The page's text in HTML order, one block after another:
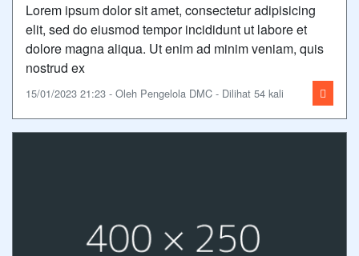
Lorem ipsum dolor sit amet, consectetur adipisicing
elit, sed do eiusmod tempor incididunt ut labore et
dolore magna aliqua. Ut enim ad minim veniam, quis
nostrud ex
15/01/2023 21:23 - Oleh Pengelola DMC - Dilihat 54 kali